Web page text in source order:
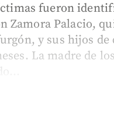
fueron
Zamora Palacio,
y sus hijos de
La madre de